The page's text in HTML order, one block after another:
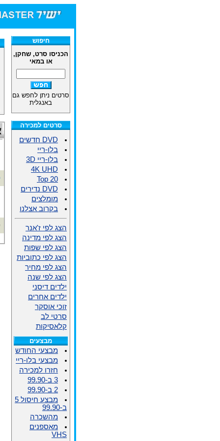
חיפוש
הכניסו סרט, שחקן,
או במאי
סרטים ניתן לחפש גם
באנגלית
סרטים למכירה
DVD חדשים
בלו-ריי
בלו-ריי 3D
4K UHD
Top 20
DVD נדירים
מומלצים
בקרוב אצלנו
הצג לפי ז'אנר
הצג לפי מדינה
הצג לפי שפות
הצג לפי כתוביות
הצג לפי מחיר
הצג לפי שנה
ילדים דיסני
ילדים אחרים
זוכי אוסקר
סרטי לב
קלאסיקות
מבצעים
מבצעי החודש
מבצעי בלו-ריי
חזרו למכירה
3 ב-99.90
2 ב-99.90
מבצע חיסול 5
ב-99.90
מהשכרה
מאספנים
VHS